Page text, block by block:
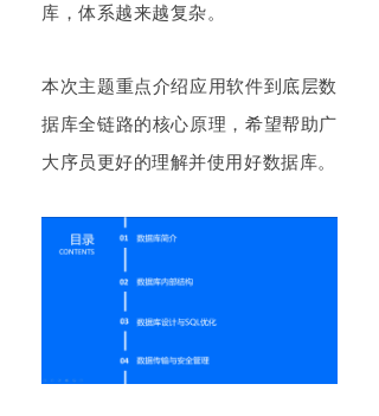
库，体系越来越复杂。
本次主题重点介绍应用软件到底层数
据库全链路的核心原理，希望帮助广
大序员更好的理解并使用好数据库。